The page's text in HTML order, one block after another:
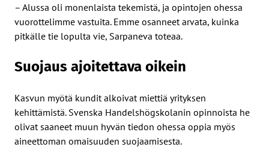
– Alussa oli monenlaista tekemistä, ja opintojen ohessa
vuorottelimme vastuita. Emme osanneet arvata, kuinka
pitkälle tie lopulta vie, Sarpaneva toteaa.
Suojaus ajoitettava oikein
Kasvun myötä kundit alkoivat miettiä yrityksen
kehittämistä. Svenska Handelshögskolanin opinnoista he
olivat saaneet muun hyvän tiedon ohessa oppia myös
aineettoman omaisuuden suojaamisesta.